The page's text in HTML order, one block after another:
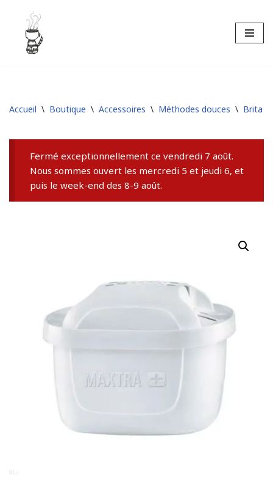
Aller
Accueil \ Boutique \ Accessoires \ Méthodes douces \ Brita
Fermé exceptionnellement ce vendredi 7 août.
Nous sommes ouvert les mercredi 5 et jeudi 6, et
puis le week-end des 8-9 août.